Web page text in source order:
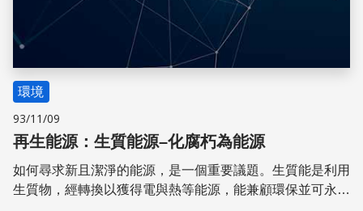
環境
93/11/09
再生能源：生質能源–化腐朽為能源
如何尋求新且潔淨的能源，是一個重要議題。生質能是利用
生質物，經轉換以獲得電與熱等能源，能兼顧環保並可永續